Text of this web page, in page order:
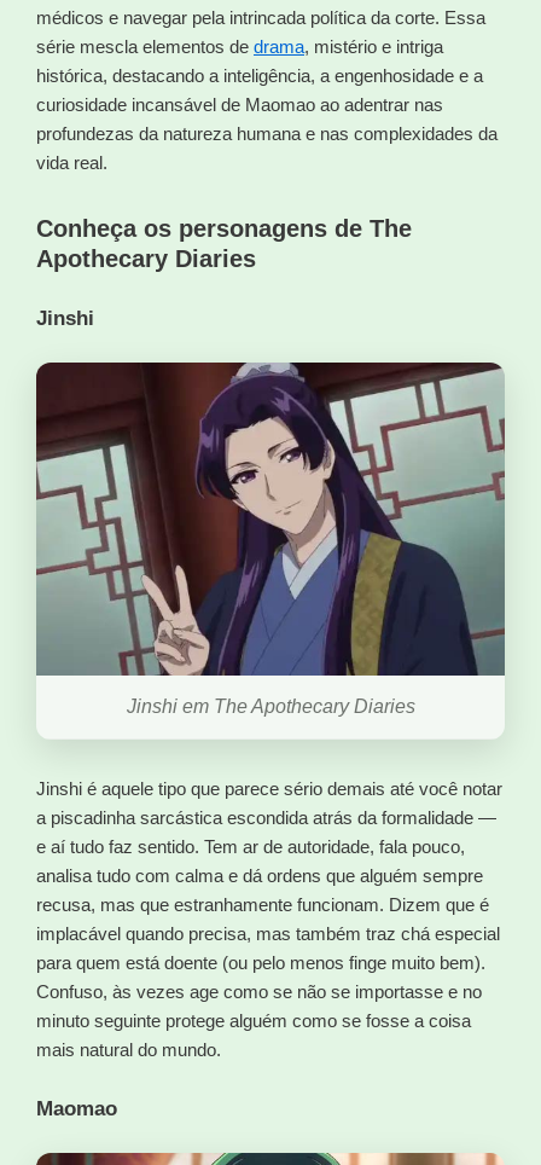
médicos e navegar pela intrincada política da corte. Essa
série mescla elementos de drama, mistério e intriga
histórica, destacando a inteligência, a engenhosidade e a
curiosidade incansável de Maomao ao adentrar nas
profundezas da natureza humana e nas complexidades da
vida real.
Conheça os personagens de The
Apothecary Diaries
Jinshi
Jinshi em The Apothecary Diaries
Jinshi é aquele tipo que parece sério demais até você notar
a piscadinha sarcástica escondida atrás da formalidade —
e aí tudo faz sentido. Tem ar de autoridade, fala pouco,
analisa tudo com calma e dá ordens que alguém sempre
recusa, mas que estranhamente funcionam. Dizem que é
implacável quando precisa, mas também traz chá especial
para quem está doente (ou pelo menos finge muito bem).
Confuso, às vezes age como se não se importasse e no
minuto seguinte protege alguém como se fosse a coisa
mais natural do mundo.
Maomao